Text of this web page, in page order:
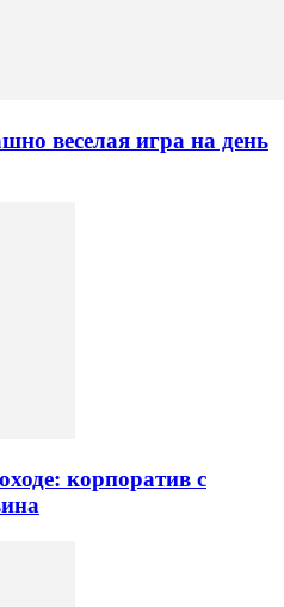
веселая игра на день
корпоратив с